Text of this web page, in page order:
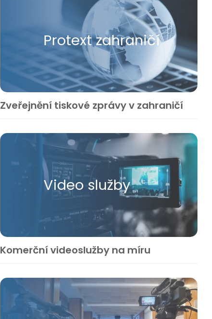
Protext zahraničí
Zveřejnění tiskové zprávy v zahraničí
Video služby
Komerční videoslužby na míru